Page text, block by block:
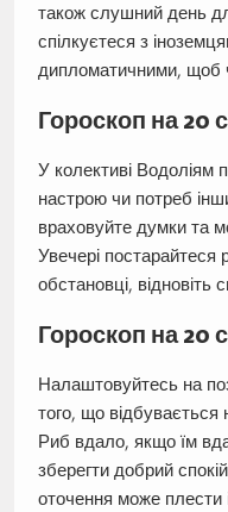
також слушний день
спілкуєтеся з
дипломатичними, щоб
Гороскоп на 20
У колективі Водоліям
настрою чи потреб
враховуйте думки та
Увечері постарайтеся
обстановці, відновіть
Гороскоп на 20
Налаштовуйтесь на
того, що
Риб вдало, якщо їм
зберегти добрий
оточення може плести